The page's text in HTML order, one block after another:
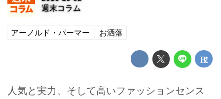
週末コラム
アーノルド・パーマー お洒落
人気と実力、そして高いファッションセンス